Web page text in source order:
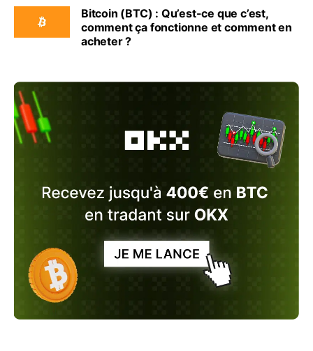
Bitcoin (BTC) : Qu’est-ce que c’est,
comment ça fonctionne et comment en
acheter ?